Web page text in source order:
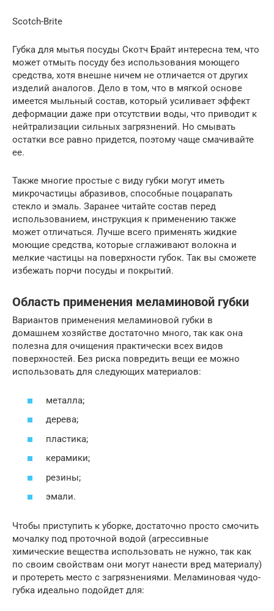
Scotch-Brite
Губка для мытья посуды Скотч Брайт интересна тем, что
может отмыть посуду без использования моющего
средства, хотя внешне ничем не отличается от других
изделий аналогов. Дело в том, что в мягкой основе
имеется мыльный состав, который усиливает эффект
деформации даже при отсутствии воды, что приводит к
нейтрализации сильных загрязнений. Но смывать
остатки все равно придется, поэтому чаще смачивайте
ее.
Также многие простые с виду губки могут иметь
микрочастицы абразивов, способные поцарапать
стекло и эмаль. Заранее читайте состав перед
использованием, инструкция к применению также
может отличаться. Лучше всего применять жидкие
моющие средства, которые сглаживают волокна и
мелкие частицы на поверхности губок. Так вы сможете
избежать порчи посуды и покрытий.
Область применения меламиновой губки
Вариантов применения меламиновой губки в
домашнем хозяйстве достаточно много, так как она
полезна для очищения практически всех видов
поверхностей. Без риска повредить вещи ее можно
использовать для следующих материалов:
металла;
дерева;
пластика;
керамики;
резины;
эмали.
Чтобы приступить к уборке, достаточно просто смочить
мочалку под проточной водой (агрессивные
химические вещества использовать не нужно, так как
по своим свойствам они могут нанести вред материалу)
и протереть место с загрязнениями. Меламиновая чудо-
губка идеально подойдет для: